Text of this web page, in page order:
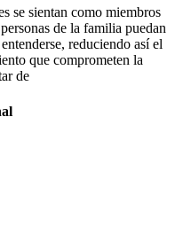
se sientan como miembros
de la familia puedan
reduciendo así el
que comprometen la
de